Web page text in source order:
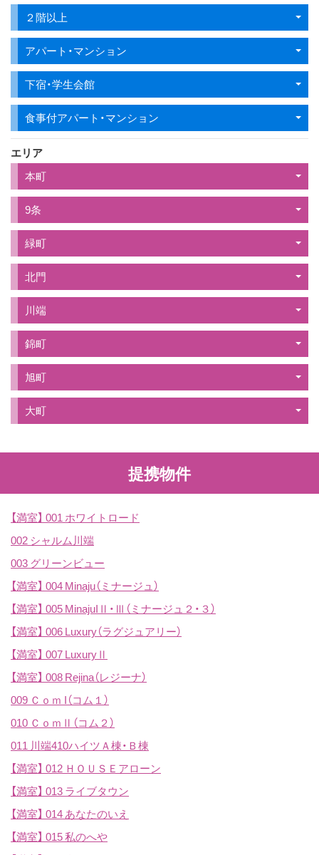
２階以上
アパート・マンション
下宿・学生会館
食事付アパート・マンション
エリア
本町
9条
緑町
北門
川端
錦町
旭町
大町
提携物件
【満室】 001 ホワイトロード
002 シャルム川端
003 グリーンビュー
【満室】 004 Minaju（ミナージュ）
【満室】 005 MinajuIⅡ・Ⅲ（ミナージュ２・３）
【満室】 006 Luxury（ラグジュアリー）
【満室】 007 LuxuryⅡ
【満室】 008 Rejina（レジーナ）
009 Ｃｏｍ I（コム１）
010 ＣｏｍⅡ（コム２）
011 川端410ハイツＡ棟・Ｂ棟
【満室】 012 ＨＯＵＳＥアローン
【満室】 013 ライブタウン
【満室】 014 あなたのいえ
【満室】 015 私のへや